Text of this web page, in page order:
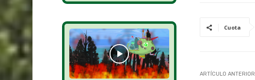
Cuota
ARTÍCULO ANTERIOR